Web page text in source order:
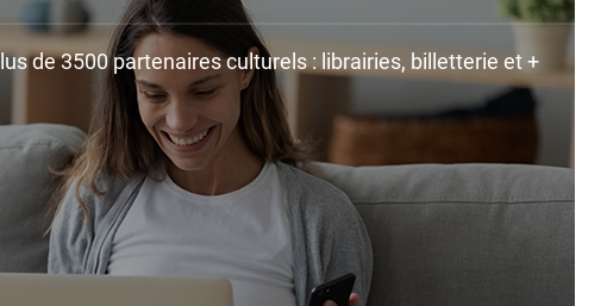
de 3500 partenaires culturels : librairies, billetterie et +